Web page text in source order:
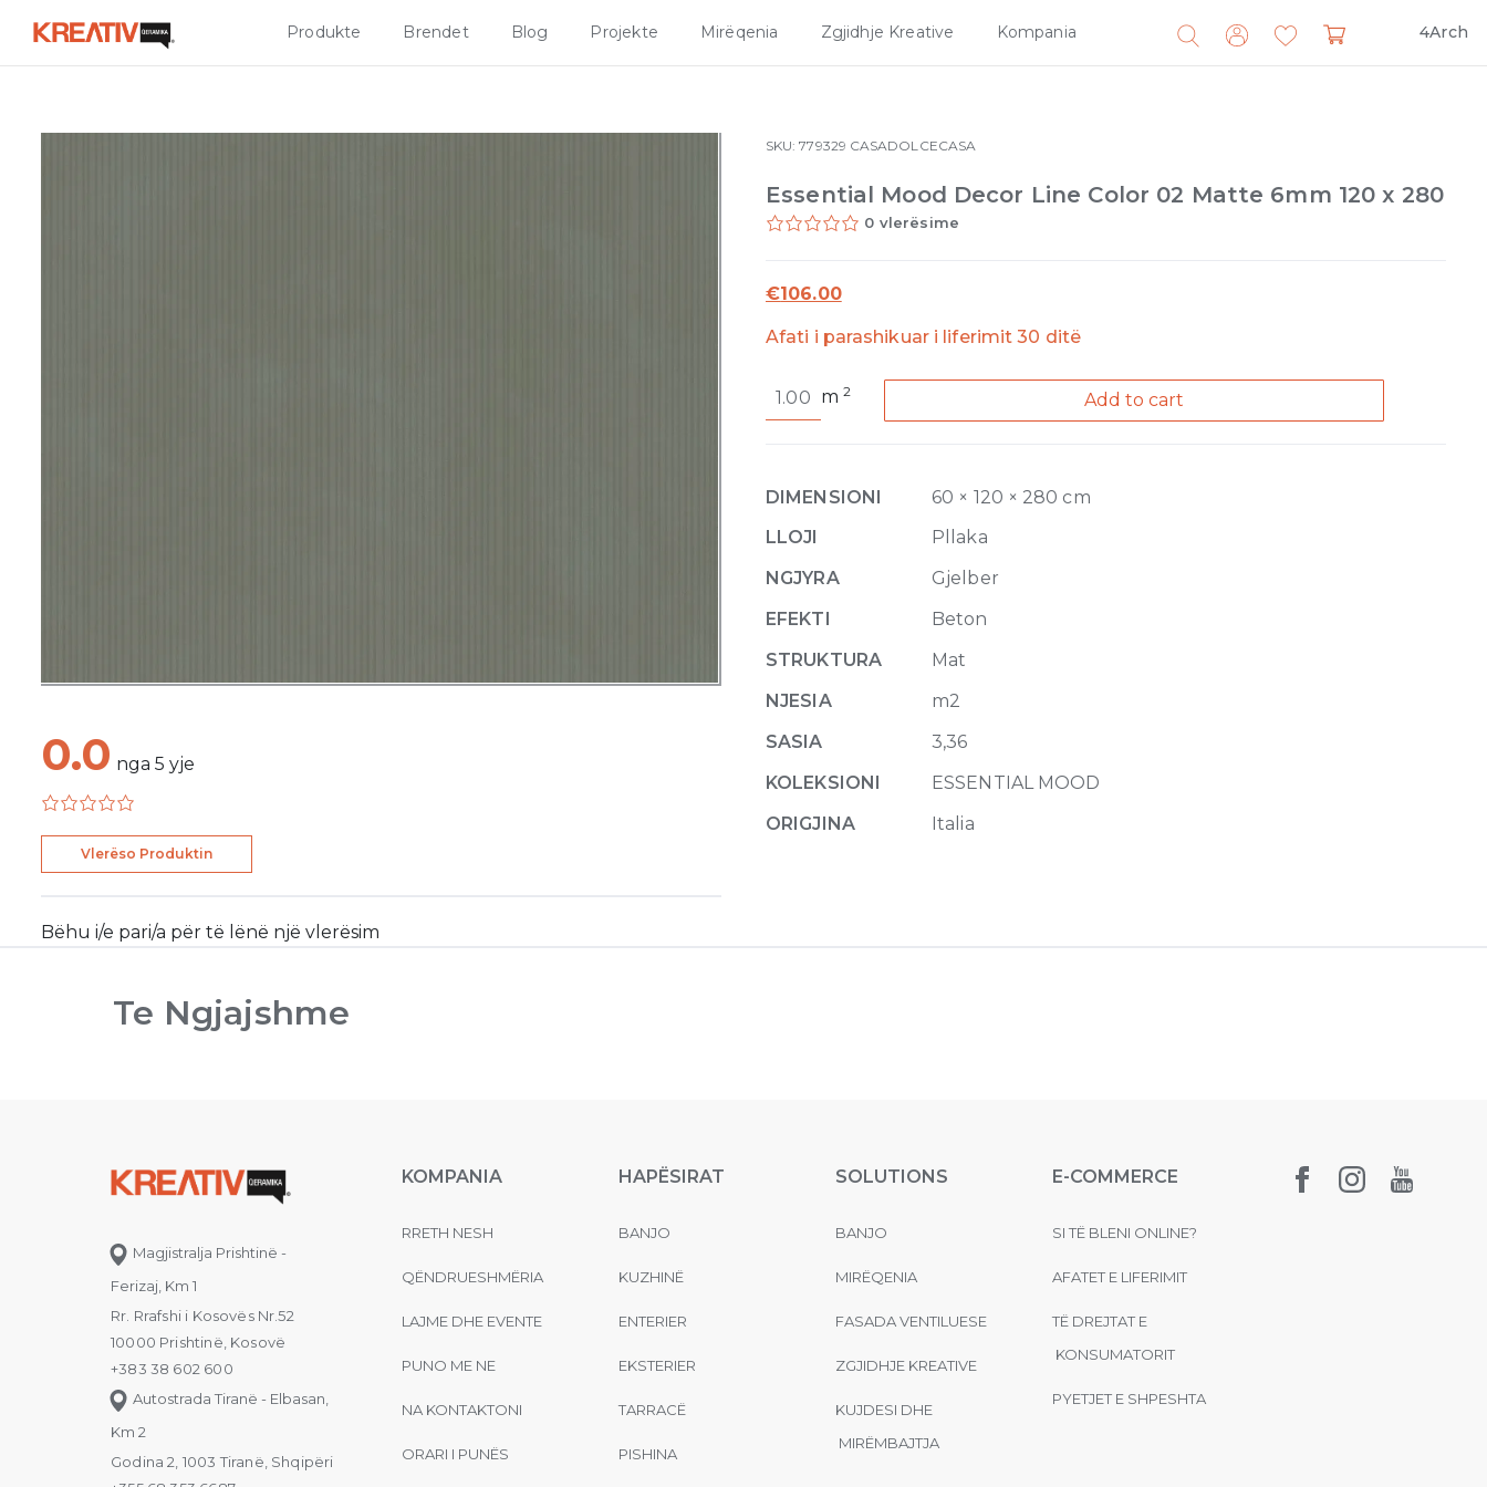
Produkte Brendet Blog Projekte Mirëqenia Zgjidhje Kreative Kompania 4Arch
Search
for:
0.0 nga 5 yje
Vlerëso Produktin
Bëhu i/e pari/a për të lënë një vlerësim
SKU:779329 CASADOLCECASA
Essential Mood Decor Line Color 02 Matte 6mm 120 x 280
0 vlerësime
€106.00
Afati i parashikuar i liferimit 30 ditë
Mood
02
Matte
120
x
quantity
m2 Add to cart
DIMENSIONI
60 × 120 × 280 cm
LLOJI
Pllaka
NGJYRA
Gjelber
EFEKTI
Beton
STRUKTURA
Mat
NJESIA
m2
SASIA
3,36
KOLEKSIONI
ESSENTIAL MOOD
ORIGJINA
Italia
Te Ngjajshme
Magjistralja Prishtinë -
Ferizaj, Km 1
Rr. Rrafshi i Kosovës Nr.52
10000 Prishtinë, Kosovë
+383 38 602 600
Autostrada Tiranë - Elbasan,
Km 2
Godina 2, 1003 Tiranë, Shqipëri
KOMPANIA
RRETH NESH
QËNDRUESHMËRIA
LAJME DHE EVENTE
PUNO ME NE
NA KONTAKTONI
ORARI I PUNËS
HAPËSIRAT
BANJO
KUZHINË
ENTERIER
EKSTERIER
TARRACË
PISHINA
SOLUTIONS
BANJO
MIRËQENIA
FASADA VENTILUESE
ZGJIDHJE KREATIVE
KUJDESI DHE
MIRËMBAJTJA
E-COMMERCE
SI TË BLENI ONLINE?
AFATET E LIFERIMIT
TË DREJTAT E
KONSUMATORIT
PYETJET E SHPESHTA